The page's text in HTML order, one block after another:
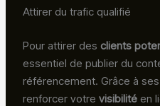
Attirer du trafic qualifié
Pour attirer des clients
essentiel de publier du
référencement. Grâce à
renforcer votrevisibilité en